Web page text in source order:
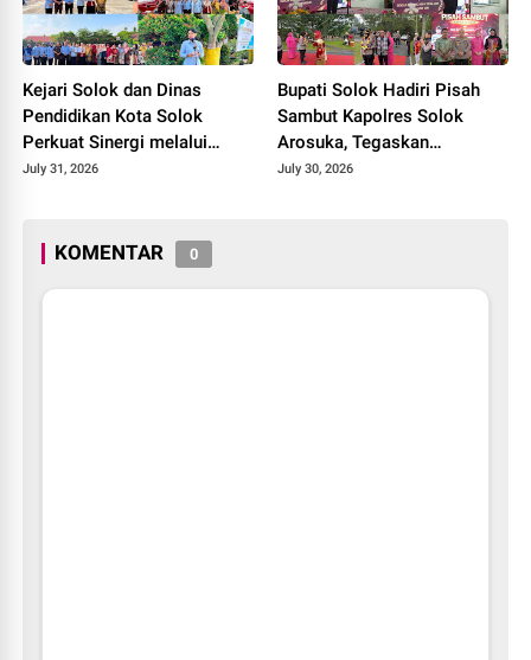
Kejari Solok dan Dinas
Pendidikan Kota Solok
Perkuat Sinergi melalui
Penandatanganan PKS dan
July 31, 2026
Bupati Solok Hadiri Pisah
Sambut Kapolres Solok
Arosuka, Tegaskan
Komitmen Perkuat Sinergi
July 30, 2026
KOMENTAR 0